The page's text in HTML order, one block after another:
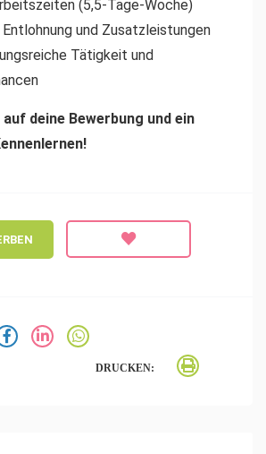
(5,5-Tage-Woche)
und Zusatzleistungen
Tätigkeit und
deine Bewerbung und ein
DRUCKEN: